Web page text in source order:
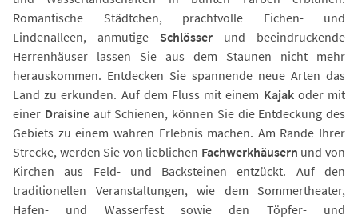
Romantische Städtchen, prachtvolle Eichen- und
Lindenalleen, anmutige Schlösser und beeindruckende
Herrenhäuser lassen Sie aus dem Staunen nicht mehr
herauskommen. Entdecken Sie spannende neue Arten das
Land zu erkunden. Auf dem Fluss mit einem Kajak oder mit
einer Draisine auf Schienen, können Sie die Entdeckung des
Gebiets zu einem wahren Erlebnis machen. Am Rande Ihrer
Strecke, werden Sie von lieblichen Fachwerkhäusern und von
Kirchen aus Feld- und Backsteinen entzückt. Auf den
traditionellen Veranstaltungen, wie dem Sommertheater,
Hafen- und Wasserfest sowie den Töpfer- und